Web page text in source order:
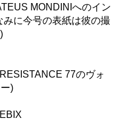
MONDINIへのイン
に今号の表紙は彼の撮
77のヴォ
)